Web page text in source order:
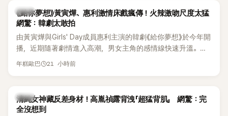
韓劇
《給你夢想》黃寅燁、惠利激情床戲瘋傳！火辣激吻尺度太猛
網驚：韓劇太敢拍
由黃寅燁與Girls' Day成員惠利主演的韓劇《給你夢想》於今年開
播，近期隨著劇情進入高潮，男女主角的感情線快速升溫。最
新播出的第8集不僅上演火辣吻戲，更接連出現床戲橋段，讓
年糕歐巴 21 小時前
韓星
清純女神藏反差身材！高胤禎露背洩「超猛背肌」 網驚：完
全沒想到